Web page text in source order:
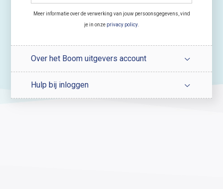
Meer informatie over de verwerking van jouw persoonsgegevens, vind
je in onze privacy policy.
Over het Boom uitgevers account
Hulp bij inloggen